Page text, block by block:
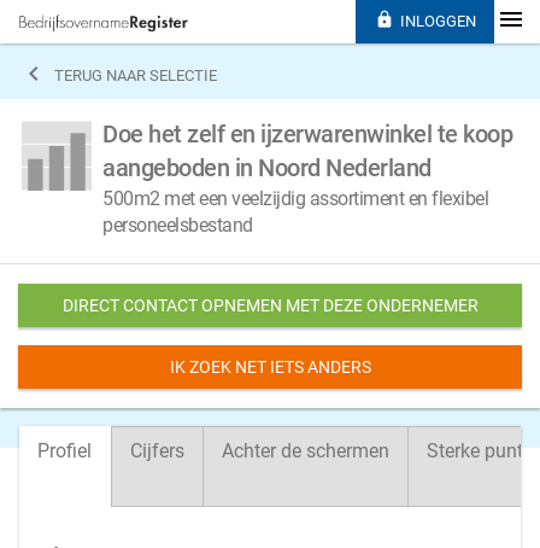
 TERUG NAAR SELECTIE
Doe het zelf en ijzerwarenwinkel te koop
aangeboden in Noord Nederland
500m2 met een veelzijdig assortiment en flexibel
personeelsbestand
DIRECT CONTACT OPNEMEN MET DEZE ONDERNEMER
IK ZOEK NET IETS ANDERS
Profiel Cijfers Achter de schermen Sterke
 INLOGGEN